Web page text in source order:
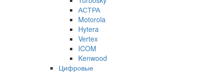
АСТРА
Motorola
Hytera
Vertex
ICOM
Kenwood
Цифровые